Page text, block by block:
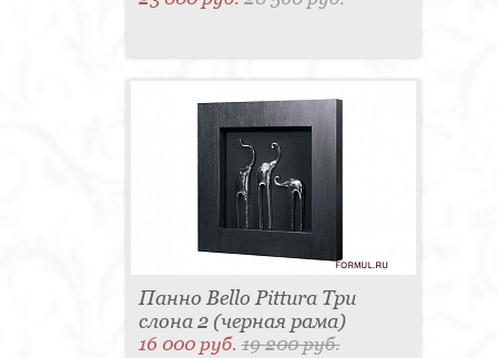
Панно Bello Pittura Три
слона 2 (черная рама)
16 000 руб.19 200 руб.